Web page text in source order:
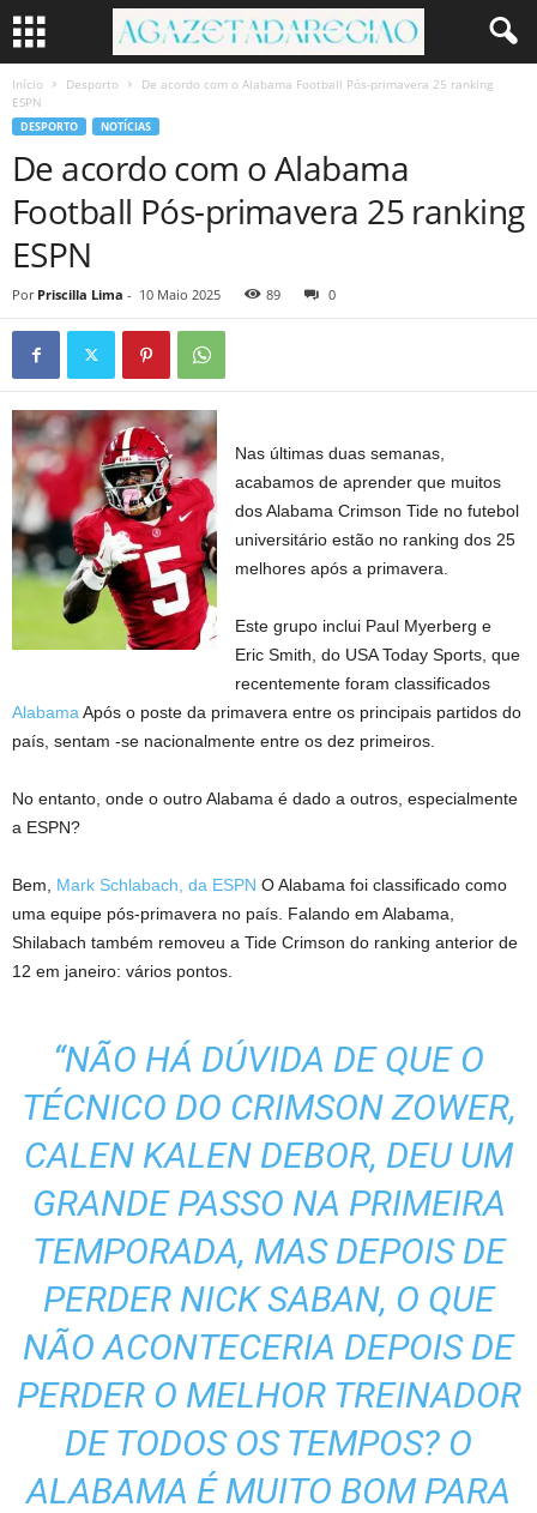
Início Desporto
De acordo com o Alabama Football Pós-primavera 25 ranking
ESPN
DESPORTO NOTÍCIAS
De acordo com o Alabama
Football Pós-primavera 25 ranking
ESPN
Por Priscilla Lima - 10 Maio 2025 89 0
Nas últimas duas semanas,
acabamos de aprender que muitos
dos Alabama Crimson Tide no futebol
universitário estão no ranking dos 25
melhores após a primavera.
Este grupo inclui Paul Myerberg e
Eric Smith, do USA Today Sports, que
recentemente foram classificados
Alabama Após o poste da primavera entre os principais partidos do
país, sentam -se nacionalmente entre os dez primeiros.
No entanto, onde o outro Alabama é dado a outros, especialmente
a ESPN?
Bem, Mark Schlabach, da ESPN O Alabama foi classificado como
uma equipe pós-primavera no país. Falando em Alabama,
Shilabach também removeu a Tide Crimson do ranking anterior de
12 em janeiro: vários pontos.
“NÃO HÁ DÚVIDA DE QUE O
TÉCNICO DO CRIMSON ZOWER,
CALEN KALEN DEBOR, DEU UM
GRANDE PASSO NA PRIMEIRA
TEMPORADA, MAS DEPOIS DE
PERDER NICK SABAN, O QUE
NÃO ACONTECERIA DEPOIS DE
PERDER O MELHOR TREINADOR
DE TODOS OS TEMPOS? O
ALABAMA É MUITO BOM PARA